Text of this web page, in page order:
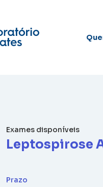
Exames disponíveis
Leptospirose
Prazo